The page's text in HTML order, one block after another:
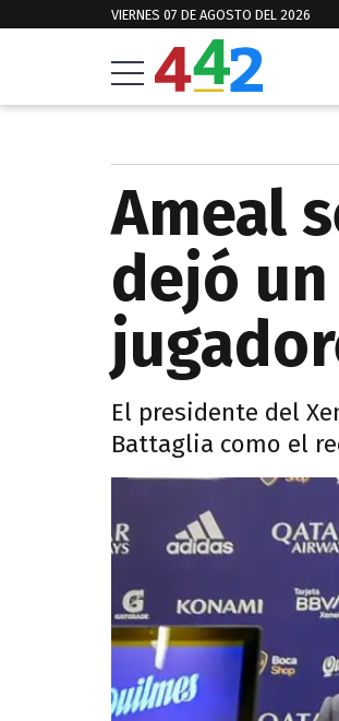
VIERNES 07 DE AGOSTO DEL 2026
Ameal
dejó
El presidente del
Battaglia como el